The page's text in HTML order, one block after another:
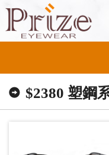
$2380 塑鋼